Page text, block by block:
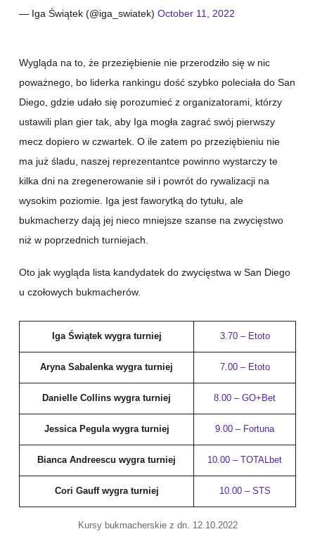
— Iga Świątek (@iga_swiatek) October 11, 2022
Wygląda na to, że przeziębienie nie przerodziło się w nic
poważnego, bo liderka rankingu dość szybko poleciała do San
Diego, gdzie udało się porozumieć z organizatorami, którzy
ustawili plan gier tak, aby Iga mogła zagrać swój pierwszy
mecz dopiero w czwartek. O ile zatem po przeziębieniu nie
ma już śladu, naszej reprezentantce powinno wystarczy te
kilka dni na zregenerowanie sił i powrót do rywalizacji na
wysokim poziomie. Iga jest faworytką do tytułu, ale
bukmacherzy dają jej nieco mniejsze szanse na zwycięstwo
niż w poprzednich turniejach.
Oto jak wygląda lista kandydatek do zwycięstwa w San Diego
u czołowych bukmacherów.
Iga Świątek wygra turniej 3.70 – Etoto
Aryna Sabalenka wygra turniej 7.00 – Etoto
Danielle Collins wygra turniej 8.00 – GO+Bet
Jessica Pegula wygra turniej 9.00 – Fortuna
Bianca Andreescu wygra turniej 10.00 – TOTALbet
Cori Gauff wygra turniej 10.00 – STS
Kursy bukmacherskie z dn. 12.10.2022